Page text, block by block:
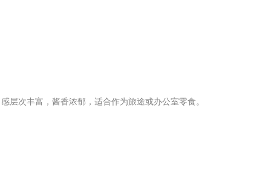
层次丰富，酱香浓郁，适合作为旅途或办公室零食。